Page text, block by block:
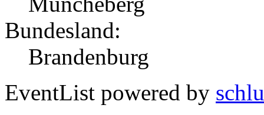
Bundesland:
Brandenburg
EventList powered by